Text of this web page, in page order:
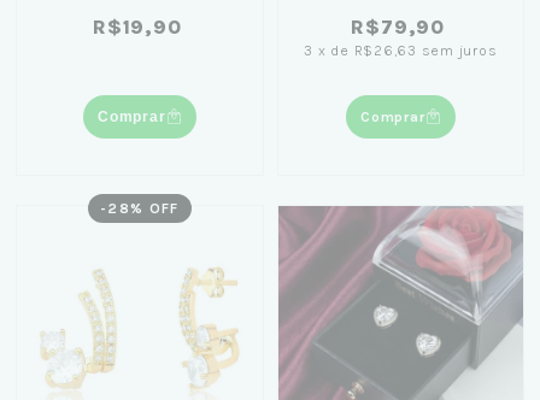
R$19,90
Comprar
18K + Caixinha
R$79,90
3 x de R$26,63 sem juros
Comprar
- 28 % OFF